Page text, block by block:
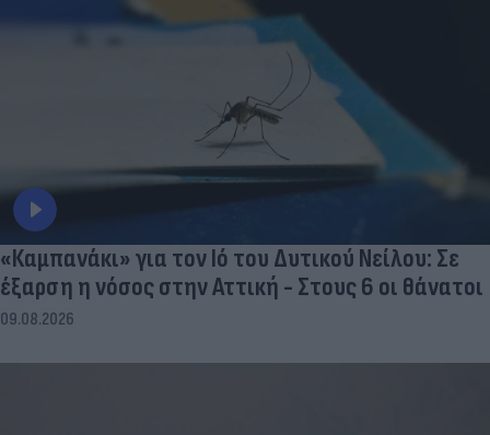
«Καμπανάκι» για τον Ιό του Δυτικού Νείλου: Σε
έξαρση η νόσος στην Αττική - Στους 6 οι θάνατοι
09.08.2026